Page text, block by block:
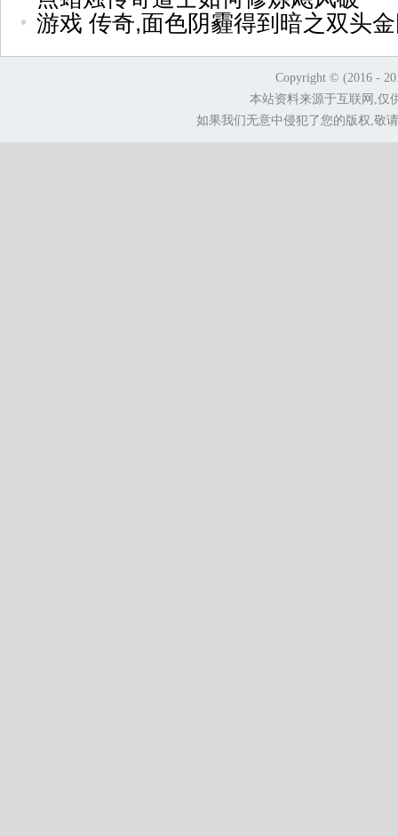
游戏 传奇,面色阴霾得到暗之双头
Copyright © (2016 -
本站资料来源于互联网,仅
如果我们无意中侵犯了您的版权,敬